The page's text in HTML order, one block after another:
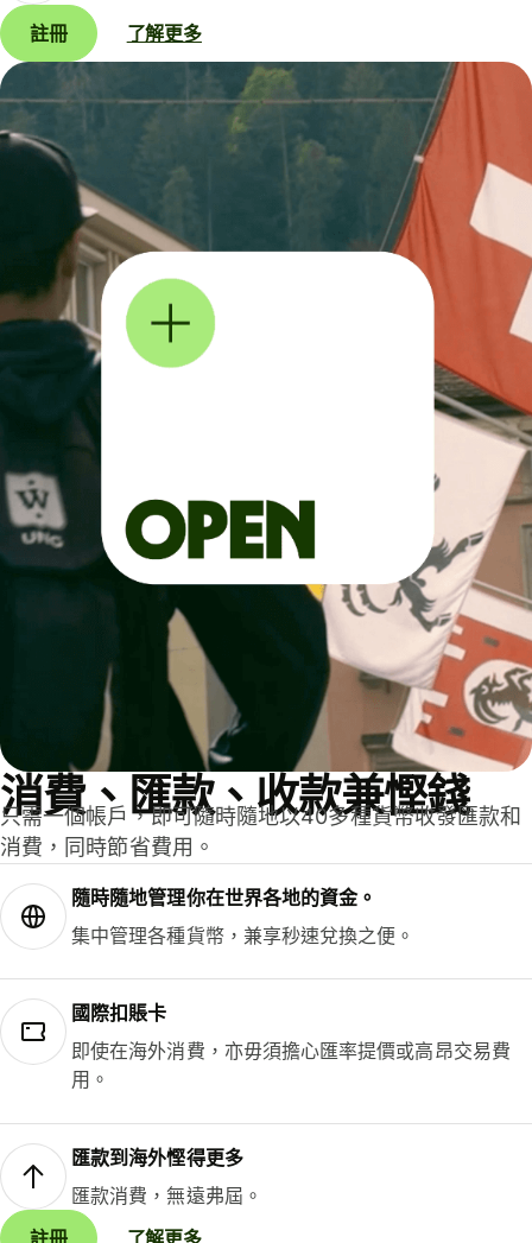
註冊 了解更多
消費、匯款、收款兼慳錢
只需一個帳戶，即可隨時隨地以40多種貨幣收發匯款和
消費，同時節省費用。
隨時隨地管理你在世界各地的資金。
集中管理各種貨幣，兼享秒速兌換之便。
國際扣賬卡
即使在海外消費，亦毋須擔心匯率提價或高昂交易費
用。
匯款到海外慳得更多
匯款消費，無遠弗屆。
註冊
了解更多